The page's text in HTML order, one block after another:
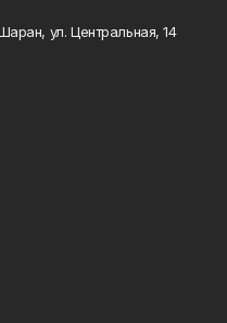
ул. Центральная, 14